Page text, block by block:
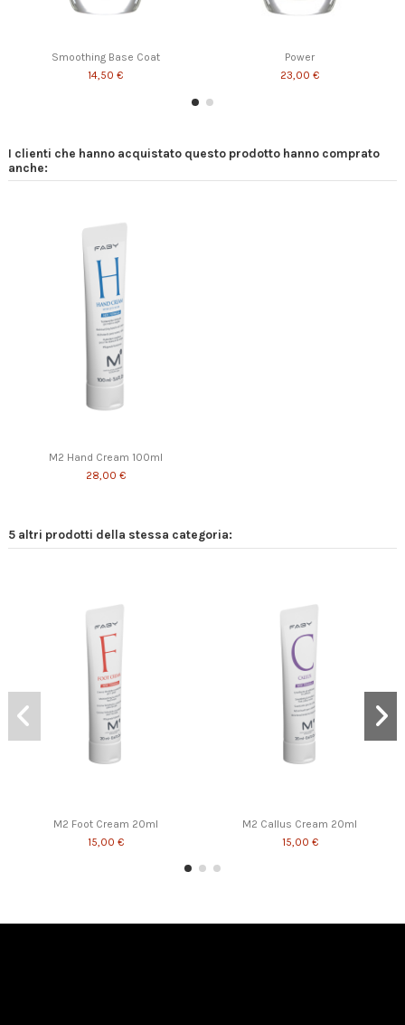
Smoothing Base Coat
14,50 €
Power
23,00 €
BBase
18,00 €
I clienti che hanno acquistato questo prodotto hanno comprato
anche:
M2 Hand Cream 100ml
28,00 €
5 altri prodotti della stessa categoria:
M2 Foot Cream 20ml
15,00 €
M2 Callus Cream 20ml
15,00 €